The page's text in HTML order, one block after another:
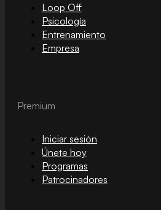
Loop Off
Psicología
Entrenamiento
Empresa
Premium
Iniciar sesión
Únete hoy
Programas
Patrocinadores